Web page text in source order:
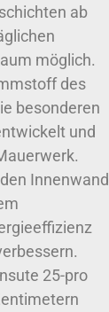
ab
möglich.
des
besonderen
und
Innenwand
25-pro